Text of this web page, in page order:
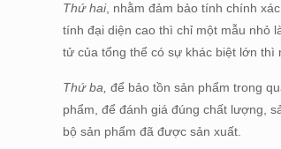
Thứ hai, nhằm đảm bảo tính chính
tính đại diện cao thì chỉ một mẫu nhỏ
tử của tổng thể có sự khác biệt lớn thì
Thứ ba, để bảo tồn sản phẩm trong
phẩm, để đánh giá đúng chất lượng,
bộ sản phẩm đã được sản xuất.